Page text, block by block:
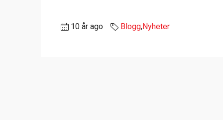
10 år ago Blogg,Nyheter